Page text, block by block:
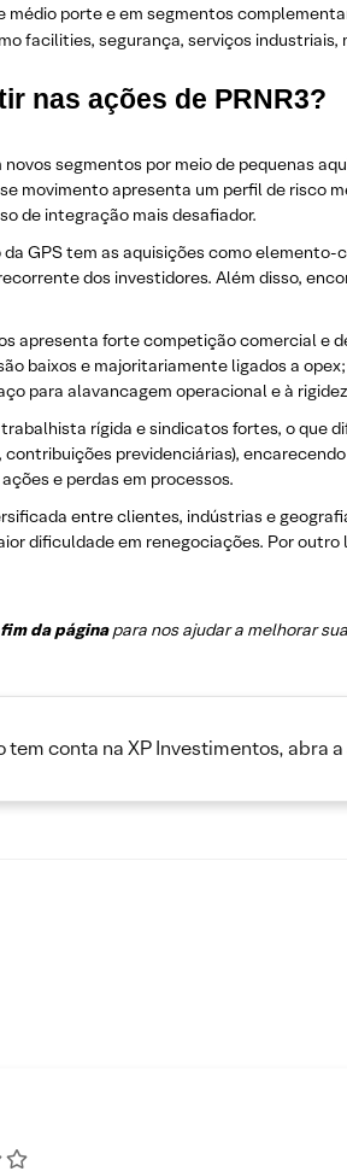
porte e em segmentos
facilities, segurança, serviços
nas ações de PRNR3?
novos segmentos por meio de pequenas
movimento apresenta um perfil de risco
de integração mais desafiador.
GPS tem as aquisições como
dos investidores. Além disso,
apresenta forte competição comercial e
baixos e majoritariamente ligados a
para alavancagem operacional e à
rígida e sindicatos fortes, o que
previdenciárias),
e perdas em processos.
entre clientes, indústrias e
dificuldade em renegociações. Por
da páginapara nos ajudar a melhorar
tem conta na XP Investimentos, abra a